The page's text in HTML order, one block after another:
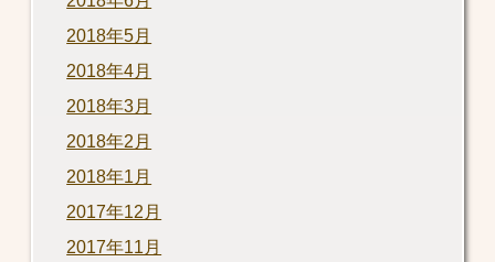
2018年5月
2018年4月
2018年3月
2018年2月
2018年1月
2017年12月
2017年11月